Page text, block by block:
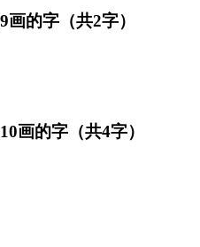
画的字 （共2字）
画的字 （共4字）